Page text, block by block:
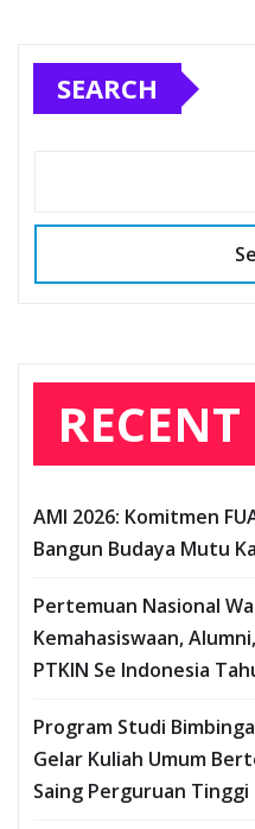
SEARCH
AMI 2026: Komitmen
Bangun Budaya Mutu
Pertemuan Nasional
Kemahasiswaan,
PTKIN Se Indonesia
Program Studi
Gelar Kuliah Umum
Saing Perguruan